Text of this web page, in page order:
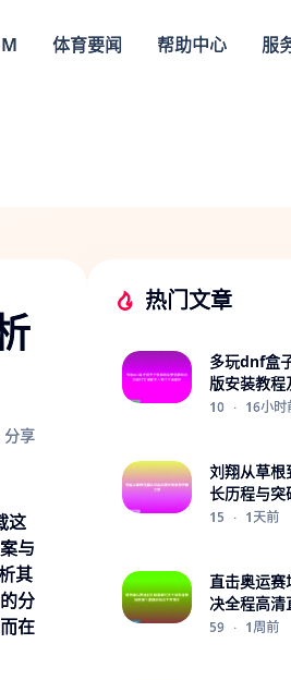
体育要闻 帮助中心 服
分享
这
与
其
分
在
热门文章
多玩dnf盒
版安装教程
五大亮点全
10 · 16小时
刘翔从草根
长历程与突
15 · 1天前
直击奥运
决全程高清
彩瞬间不容
59 · 1周前